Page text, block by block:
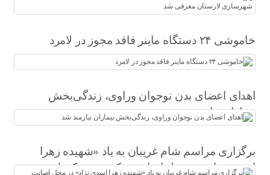
شد
خاموشی ۲۴ دستگاه ماینر فاقد مجوز در لامرد
اهدای اعضای بدن نوجوان وراوی، زندگی‌بخش
بیماران نیازمند شد
برگزاری مراسم شام غریبان به یاد «شهیده زهرا
اسدی نژاد» در محل اصابت ترکش موشک‌های